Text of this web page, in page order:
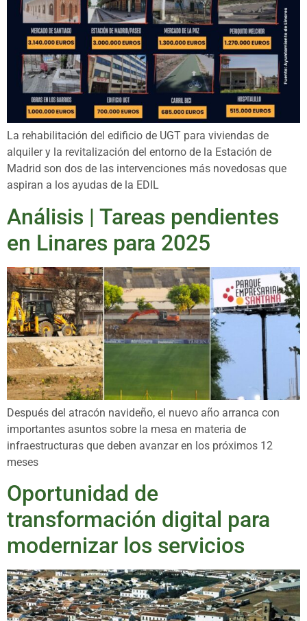
La rehabilitación del edificio de UGT para viviendas de
alquiler y la revitalización del entorno de la Estación de
Madrid son dos de las intervenciones más novedosas que
aspiran a los ayudas de la EDIL
Análisis | Tareas pendientes
en Linares para 2025
Después del atracón navideño, el nuevo año arranca con
importantes asuntos sobre la mesa en materia de
infraestructuras que deben avanzar en los próximos 12
meses
Oportunidad de
transformación digital para
modernizar los servicios